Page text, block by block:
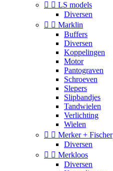
  LS models
Diversen
  Marklin
Buffers
Diversen
Koppelingen
Motor
Pantograven
Schroeven
Slepers
Slipbandjes
Tandwielen
Verlichting
Wielen
  Merker + Fischer
Diversen
  Merkloos
Diversen